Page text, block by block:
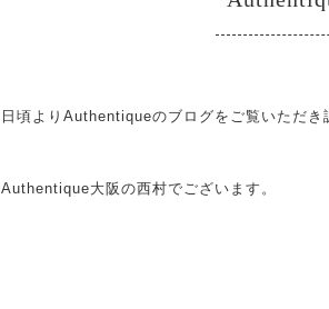
日頃よりAuthentiqueのブログをご覧いただき
Authentique大阪の西村でございます。